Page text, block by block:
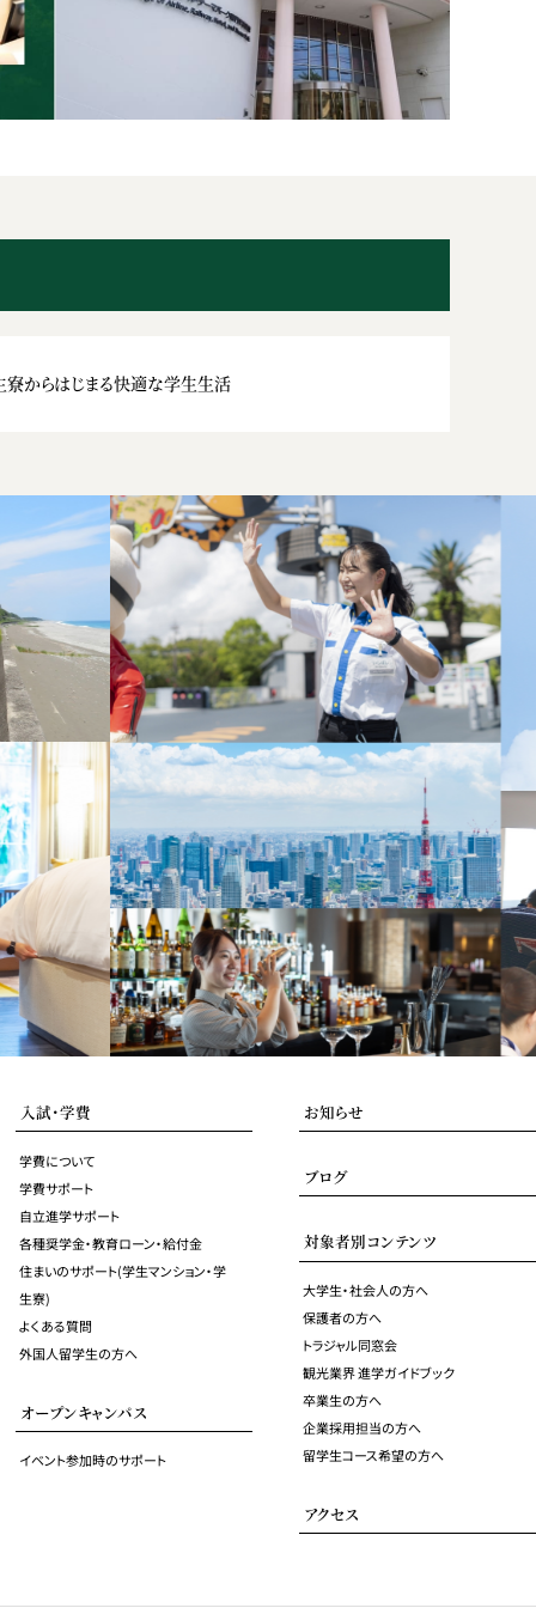
寮からはじまる快適な学生生活
入試・学費
学費について
学費サポート
自立進学サポート
各種奨学金・教育ローン・給付金
住まいのサポート(学生マンション・学
生寮)
よくある質問
外国人留学生の方へ
オープンキャンパス
イベント参加時のサポート
お知らせ
ブログ
対象者別コンテンツ
大学生・社会人の方へ
保護者の方へ
トラジャル同窓会
観光業界 進学ガイドブック
卒業生の方へ
企業採用担当の方へ
留学生コース希望の方へ
アクセス